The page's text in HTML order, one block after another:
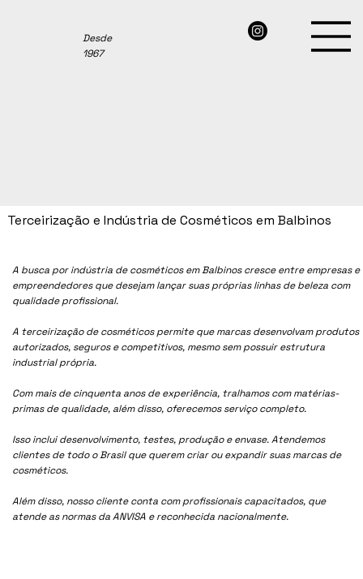
Desde
1967
A busca por indústria de cosméticos emBalbinoscresce entre empresas e
empreendedores que desejam lançar suas próprias linhas de beleza com
qualidade profissional.
A terceirização de cosméticos permite que marcas desenvolvam produtos
autorizados, seguros e competitivos, mesmo sem possuir estrutura
industrial própria.
Com mais de cinquenta anos de experiência, tralhamos com matérias-
primas de qualidade, além disso, oferecemos serviço completo.
Isso inclui desenvolvimento, testes, produção e envase. Atendemos
clientes de todo o Brasil que querem criar ou expandir suas marcas de
cosméticos.
Além disso, nosso cliente conta com profissionais capacitados, que
atende as normas da ANVISA e reconhecida nacionalmente.
Terceirização e Indústria de Cosméticos em Balbinos